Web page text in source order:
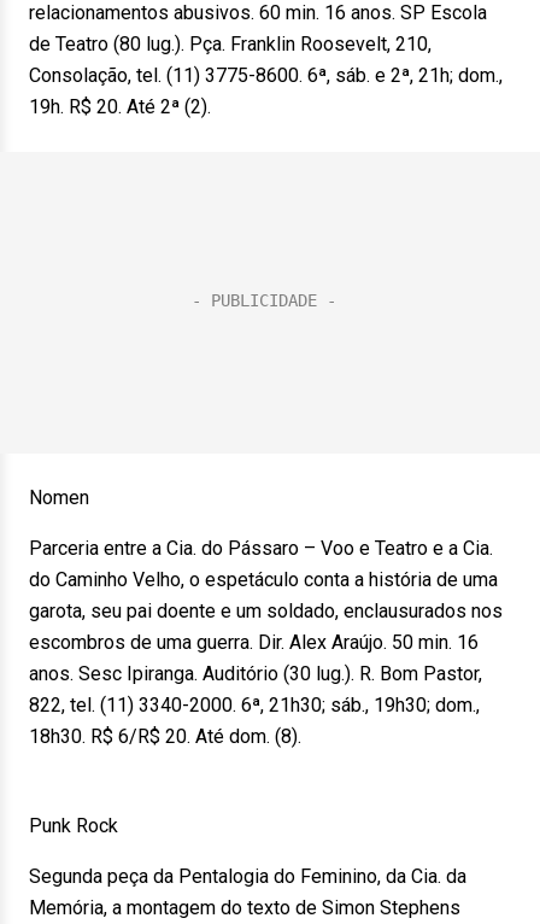
relacionamentos abusivos. 60 min. 16 anos. SP Escola
de Teatro (80 lug.). Pça. Franklin Roosevelt, 210,
Consolação, tel. (11) 3775-8600. 6ª, sáb. e 2ª, 21h; dom.,
19h. R$ 20. Até 2ª (2).
Nomen
Parceria entre a Cia. do Pássaro – Voo e Teatro e a Cia.
do Caminho Velho, o espetáculo conta a história de uma
garota, seu pai doente e um soldado, enclausurados nos
escombros de uma guerra. Dir. Alex Araújo. 50 min. 16
anos. Sesc Ipiranga. Auditório (30 lug.). R. Bom Pastor,
822, tel. (11) 3340-2000. 6ª, 21h30; sáb., 19h30; dom.,
18h30. R$ 6/R$ 20. Até dom. (8).
Punk Rock
Segunda peça da Pentalogia do Feminino, da Cia. da
Memória, a montagem do texto de Simon Stephens